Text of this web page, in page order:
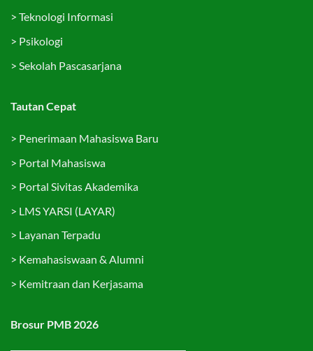
> Teknologi Informasi
> Psikologi
> Sekolah Pascasarjana
Tautan Cepat
> Penerimaan Mahasiswa Baru
> Portal Mahasiswa
> Portal Sivitas Akademika
> LMS YARSI (LAYAR)
> Layanan Terpadu
> Kemahasiswaan & Alumni
> Kemitraan dan Kerjasama
Brosur PMB 2026